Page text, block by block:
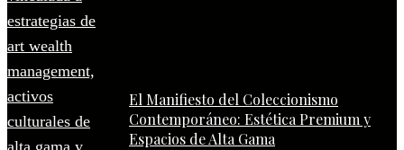
El Manifiesto del Coleccionismo
Contemporáneo: Estética Premium y
Espacios de Alta Gama